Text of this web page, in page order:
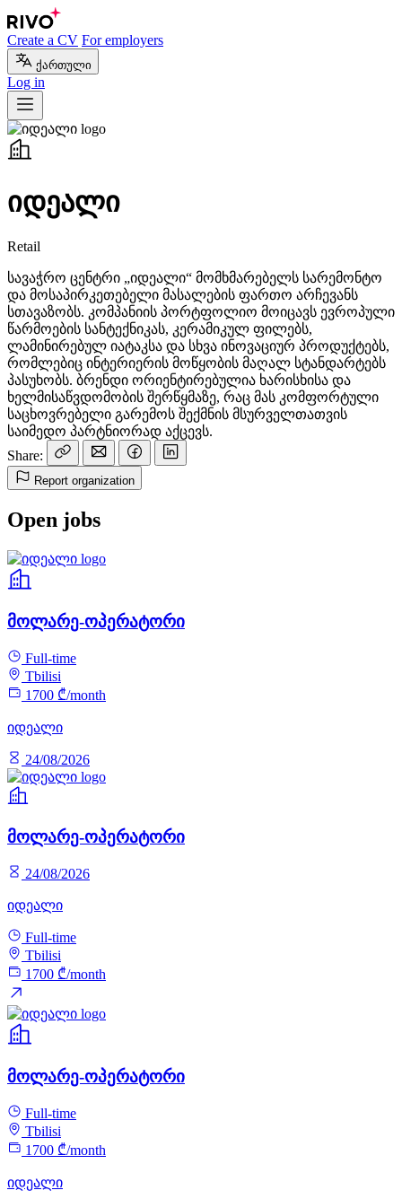
Create a CV For employers
ქართული
Log in
იდეალი
Retail
სავაჭრო ცენტრი „იდეალი“ მომხმარებელს სარემონტო
და მოსაპირკეთებელი მასალების ფართო არჩევანს
სთავაზობს. კომპანიის პორტფოლიო მოიცავს ევროპული
წარმოების სანტექნიკას, კერამიკულ ფილებს,
ლამინირებულ იატაკსა და სხვა ინოვაციურ პროდუქტებს,
რომლებიც ინტერიერის მოწყობის მაღალ სტანდარტებს
პასუხობს. ბრენდი ორიენტირებულია ხარისხისა და
ხელმისაწვდომობის შერწყმაზე, რაც მას კომფორტული
საცხოვრებელი გარემოს შექმნის მსურველთათვის
საიმედო პარტნიორად აქცევს.
Share:
Report organization
Open jobs
მოლარე-ოპერატორი
Full-time
Tbilisi
1700 ₾/month
იდეალი
24/08/2026
მოლარე-ოპერატორი
24/08/2026
იდეალი
Full-time
Tbilisi
1700 ₾/month
მოლარე-ოპერატორი
Full-time
Tbilisi
1700 ₾/month
იდეალი